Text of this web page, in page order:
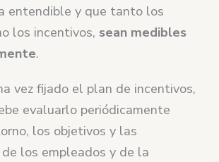
entendible y que tanto los
los incentivos, sean medibles
.
vez fijado el plan de incentivos,
evaluarlo periódicamente
los objetivos y las
los empleados y de la